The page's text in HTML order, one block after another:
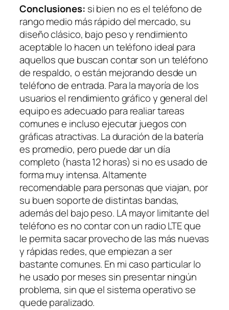
Conclusiones: si bien no es el teléfono de
rango medio más rápido del mercado, su
diseño clásico, bajo peso y rendimiento
aceptable lo hacen un teléfono ideal para
aquellos que buscan contar son un teléfono
de respaldo, o están mejorando desde un
teléfono de entrada. Para la mayoría de los
usuarios el rendimiento gráfico y general del
equipo es adecuado para realiar tareas
comunes e incluso ejecutar juegos con
gráficas atractivas. La duración de la batería
es promedio, pero puede dar un día
completo (hasta 12 horas) si no es usado de
forma muy intensa. Altamente
recomendable para personas que viajan, por
su buen soporte de distintas bandas,
además del bajo peso. LA mayor limitante del
teléfono es no contar con un radio LTE que
le permita sacar provecho de las más nuevas
y rápidas redes, que empiezan a ser
bastante comunes. En mi caso particular lo
he usado por meses sin presentar ningún
problema, sin que el sistema operativo se
quede paralizado.